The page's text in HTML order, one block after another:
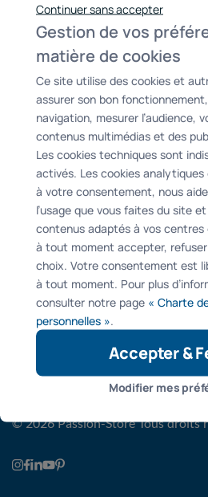
Passion Store a équipé ces
stores, permettant à la fois de
luminosité importante, un
conseillant un produit
configuration du lieu, mais
protection thermique idéale et
pouvoir profiter pleinement de
en été comme en hiver.
Ce particulier résidant à Paris
Store pour son conseil et son
toute l’équipe le remercie de
© 2026 Passion-StoreTous droits
Continuer sans accepter
Gestion de vos
matière de cookies
Ce site utilise des cookies et
assurer son bon
navigation, mesurer l’audience,
contenus multimédias et des
Les cookies techniques sont
activés. Les cookies
à votre consentement, nous
l’usage que vous faites du site
contenus adaptés à vos centres
à tout moment accepter,
choix. Votre consentement est
à tout moment. Pour plus
consulter notre page « Charte
personnelles ».
Accepter &
Modifier mes